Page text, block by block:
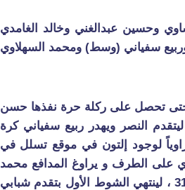
وحسين عبدالغني وخالد الغامدي
سفياني (وسط) ومحمد السهلاوي
حتى تحصل على ركلة حرة نفذها حسن
الشباك هدف شبابي أول في الدقيقة 20 ، ليتقدم النصر ويهدر ربيع سفياني كرة
هدفاً نصراوياً لوجود إلتون في موقع تسلل في
فردي على الطرف و يراوغ المدافع محمد
عيد ويواجه المرمى ويحرز ثاني الأهداف في الدقيقة 31 ، لينتهي الشوط الأول بتقدم شبابي